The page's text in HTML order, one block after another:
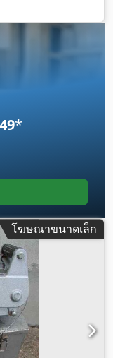
*
โฆษณาขนาดเล็ก